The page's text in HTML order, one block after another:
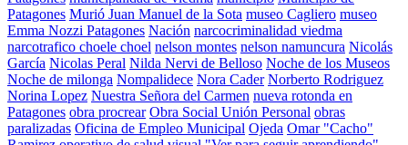
Patagones Murió Juan Manuel de la Sota museo Cagliero museo
Emma Nozzi Patagones Nación narcocriminalidad viedma
narcotrafico choele choel nelson montes nelson namuncura Nicolás
García Nicolas Peral Nilda Nervi de Belloso Noche de los Museos
Noche de milonga Nompalidece Nora Cader Norberto Rodriguez
Norina Lopez Nuestra Señora del Carmen nueva rotonda en
Patagones obra procrear Obra Social Unión Personal obras
paralizadas Oficina de Empleo Municipal Ojeda Omar "Cacho"